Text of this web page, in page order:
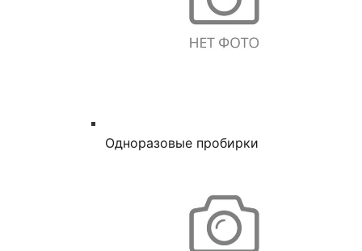
Одноразовые пробирки